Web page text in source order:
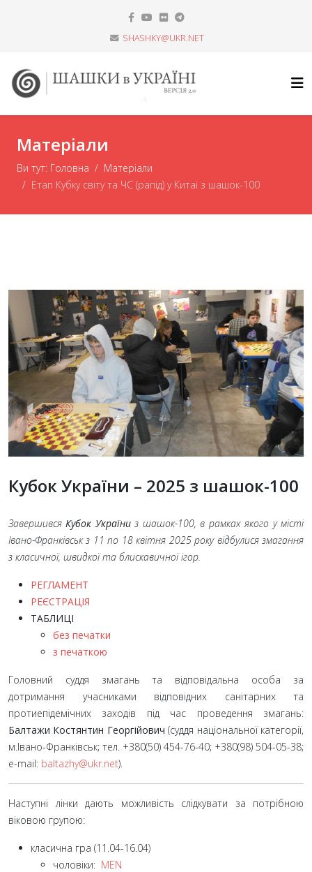
SHASHKY@UKR.NET
Матеріали
Ви тут: Головна
Матеріали
Етап Кубку світу та ЧС (рапід) у Китаї з шашок-100
Кубок України – 2025 з шашок-100
Завершився Кубок Україниз шашок-100, в рамках якого у місті
Івано-Франківськ з 11 по 18 квітня 2025 року відбулися змагання
з класичної, швидкої та блискавичної ігор.
РЕГЛАМЕНТ
РЕЄСТРАЦІЯ
ТАБЛИЦІ
без печатки
з печаткою
Головний суддя змагань та відповідальна особа за
дотримання учасниками відповідних санітарних та
протиепідемічних заходів під час проведення змагань:
Балтажи Костянтин Георгійович (суддя національної категорії,
м.Івано-Франківськ; тел. +380(50) 454-76-40; +380(98) 504-05-38;
e-mail: baltazhy@ukr.net).
Наступні лінки дають можливість слідкувати за потрібною
віковою групою:
класична гра (11.04-16.04)
чоловіки: MEN